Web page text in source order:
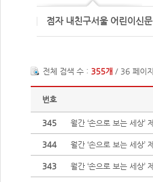
점자 내친구서울 어린이신문
전체 검색 수 : 355개 / 36 페이
번호
345 월간 ‘손으로 보는 세상’
344 월간 ‘손으로 보는 세상’
343 월간 ‘손으로 보는 세상’